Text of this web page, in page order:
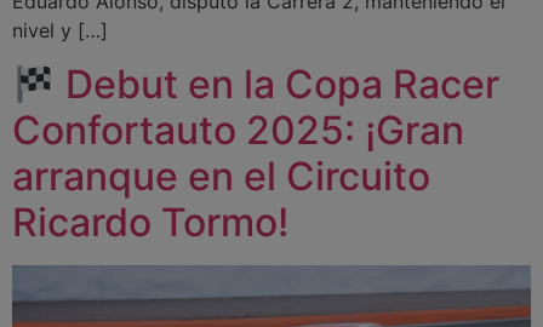
nivel y […]
Debut en la Copa Racer
Confortauto 2025: ¡Gran
arranque en el Circuito
Ricardo Tormo!